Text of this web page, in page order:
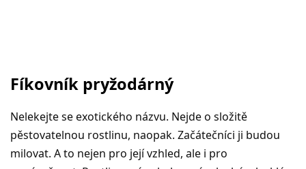
Fíkovník pryžodárný
Nelekejte se exotického názvu. Nejde o složitě
pěstovatelnou rostlinu, naopak. Začátečníci ji budou
milovat. A to nejen pro její vzhled, ale i pro